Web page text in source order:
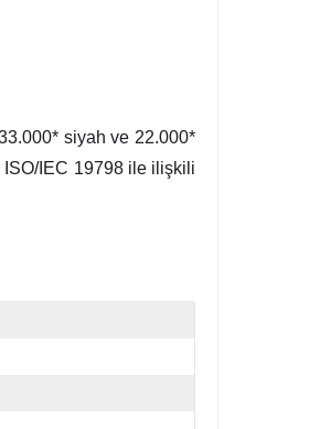
siyah ve 22.000*
ISO/IEC 19798 ile ilişkili